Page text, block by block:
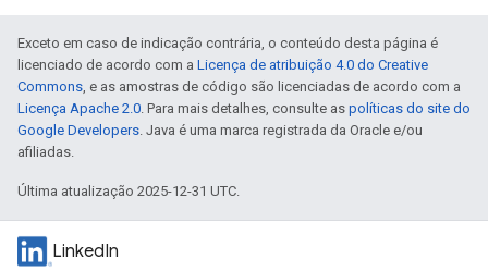
Exceto em caso de indicação contrária, o conteúdo desta página é
licenciado de acordo com a Licença de atribuição 4.0 do Creative
Commons, e as amostras de código são licenciadas de acordo com a
Licença Apache 2.0. Para mais detalhes, consulte as políticas do site do
Google Developers. Java é uma marca registrada da Oracle e/ou
afiliadas.
Última atualização 2025-12-31 UTC.
LinkedIn